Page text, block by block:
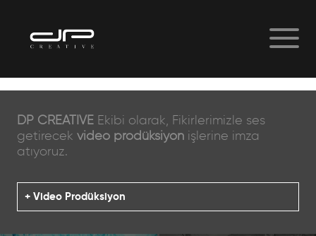
DP CREATIVE Ekibi olarak, Fikirlerimizle ses
getirecek video prodüksiyon işlerine imza
atıyoruz.
Video Prodüksiyon